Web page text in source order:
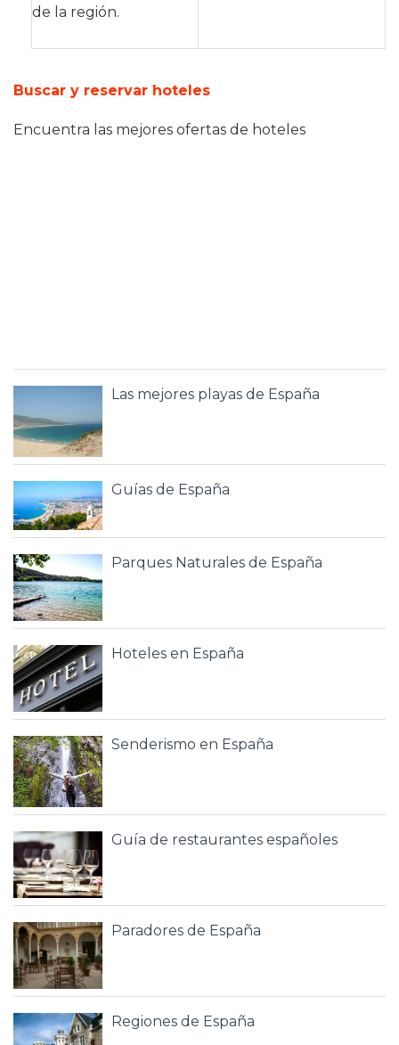
de la región.
Buscar y reservar hoteles
Encuentra las mejores ofertas de hoteles
Las mejores playas de España
Guías de España
Parques Naturales de España
Hoteles en España
Senderismo en España
Guía de restaurantes españoles
Paradores de España
Regiones de España